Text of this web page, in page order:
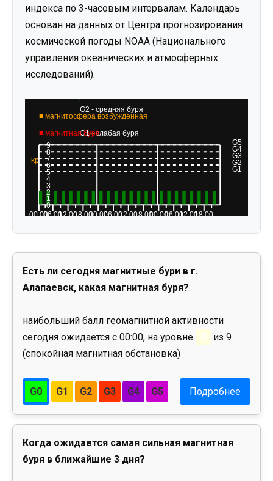
индекса по 3-часовым интервалам. Календарь
основан на данных от Центра прогнозирования
космической погоды NOAA (Национального
управления океанических и атмосферных
исследований).
Есть ли сегодня магнитные бури в г.
Алапаевск, какая магнитная буря?
наибольший балл геомагнитной активности
сегодня ожидается с 00:00, на уровне
0
из 9
(спокойная магнитная обстановка)
G0 G1 G2 G3 G4 G5 Подробнее
Когда ожидается самая сильная магнитная
буря в ближайшие 3 дня?